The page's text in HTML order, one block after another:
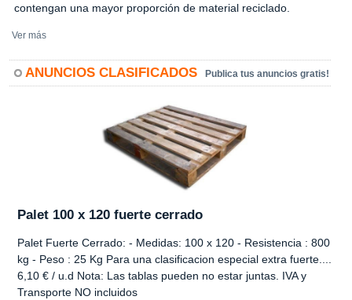
contengan una mayor proporción de material reciclado.
Ver más
ANUNCIOS CLASIFICADOS Publica tus anuncios gratis!
Palet 100 x 120 fuerte cerrado
Palet Fuerte Cerrado: - Medidas: 100 x 120 - Resistencia : 800
kg - Peso : 25 Kg Para una clasificacion especial extra fuerte....
6,10 € / u.d Nota: Las tablas pueden no estar juntas. IVA y
Transporte NO incluidos